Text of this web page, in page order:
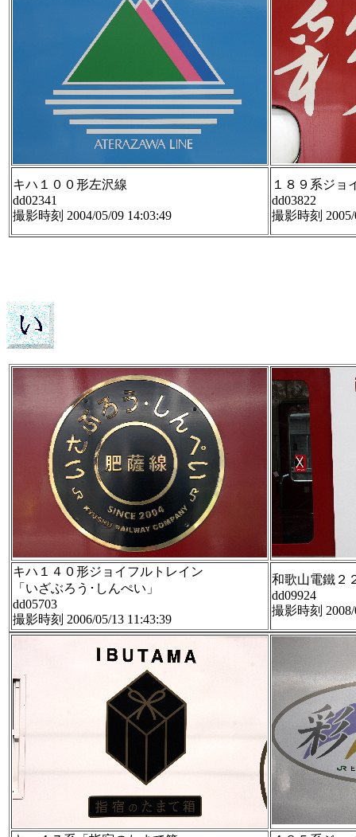
キハ１００形左沢線
dd02341
撮影時刻 2004/05/09 14:03:49
１８９系ジョ
dd03822
撮影時刻 2005/
キハ１４０形ジョイフルトレイン
「いざぶろう･しんぺい」
dd05703
撮影時刻 2006/05/13 11:43:39
和歌山電鐵２
dd09924
撮影時刻 2008/